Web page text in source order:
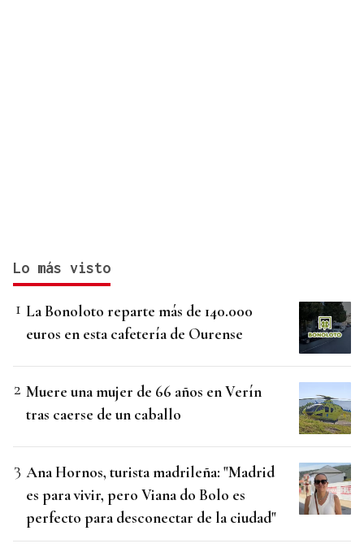
Lo más visto
La Bonoloto reparte más de 140.000
euros en esta cafetería de Ourense
Muere una mujer de 66 años en Verín
tras caerse de un caballo
Ana Hornos, turista madrileña: "Madrid
es para vivir, pero Viana do Bolo es
perfecto para desconectar de la ciudad"